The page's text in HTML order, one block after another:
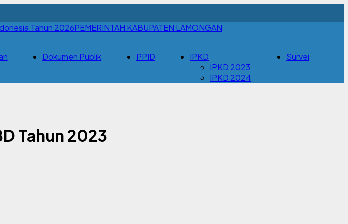
PEMERINTAH KABUPATEN LAMONGAN
Dokumen Publik PPID
IPKD
IPKD 2023
IPKD 2024
Survei
Tahun 2023